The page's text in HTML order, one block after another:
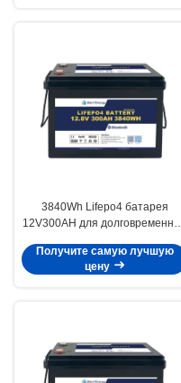
3840Wh Lifepo4 батарея
12V300AH для долговременной
температуре разряда -20-60C
Получите самую лучшую
цену